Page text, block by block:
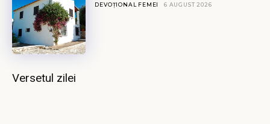
DEVOȚIONAL FEMEI 6 AUGUST 2026
Versetul zilei